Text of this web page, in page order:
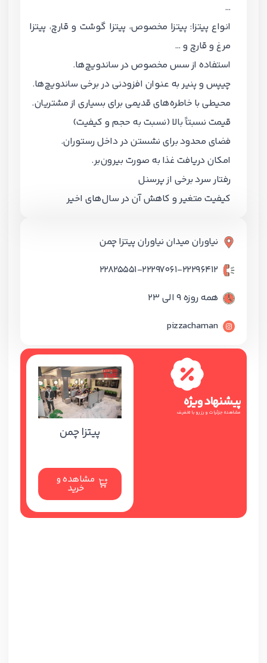
…
انواع پیتزا: پیتزا مخصوص، پیتزا گوشت و قارچ، پیتزا
مرغ و قارچ و …
استفاده از سس مخصوص در ساندویچ‌ها.
چیپس و پنیر به عنوان افزودنی در برخی ساندویچ‌ها.
محیطی با خاطره‌های قدیمی برای بسیاری از مشتریان.
قیمت نسبتاً بالا (نسبت به حجم و کیفیت)
فضای محدود برای نشستن در داخل رستوران.
امکان دریافت غذا به صورت بیرون‌بر.
رفتار سرد برخی از پرسنل
کیفیت متغیر و کاهش آن در سال‌های اخیر
نیاوران میدان نیاوران پیتزا چمن
22825551-22297061-22296412
همه روزه 9 الی 23
pizzachaman
پیشنهاد ویژه
مشاهده جزئیات و رزرو با تخفیف
پیتزا چمن
مشاهده و
خرید